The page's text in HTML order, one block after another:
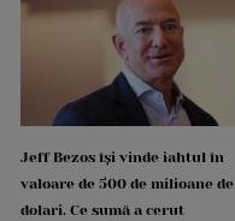
Jeff Bezos își vinde iahtul în
valoare de 500 de milioane de
dolari. Ce sumă a cerut